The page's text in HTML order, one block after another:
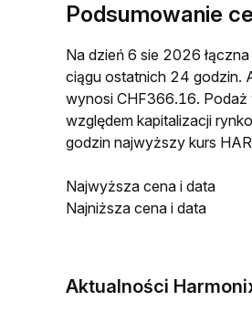
Podsumowanie
Na dzień 6 sie 2026
ciągu ostatnich 24 godzin.
wynosi CHF366.16.
względem kapitalizacji
godzin najwyższy kurs
Najwyższa cena i data
Najniższa cena i data
Aktualności